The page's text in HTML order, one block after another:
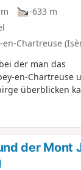
-633 m
en-Chartreuse
der man das
en-Chartreuse
überblicken
der Mont